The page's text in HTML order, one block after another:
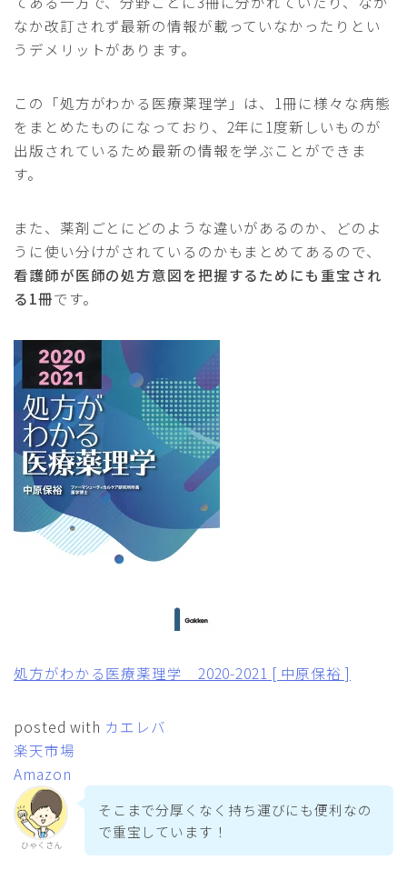
なか改訂されず最新の情報が載っていなかったりとい
うデメリットがあります。
この「処方がわかる医療薬理学」は、1冊に様々な病態
をまとめたものになっており、2年に1度新しいものが
出版されているため最新の情報を学ぶことができま
す。
また、薬剤ごとにどのような違いがあるのか、どのよ
うに使い分けがされているのかもまとめてあるので、
看護師が医師の処方意図を把握するためにも重宝され
る1冊です。
処方がわかる医療薬理学 2020-2021 [ 中原保裕 ]
posted with カエレバ
楽天市場
Amazon
ひゃくさん
そこまで分厚くなく持ち運びにも便利なの
で重宝しています！